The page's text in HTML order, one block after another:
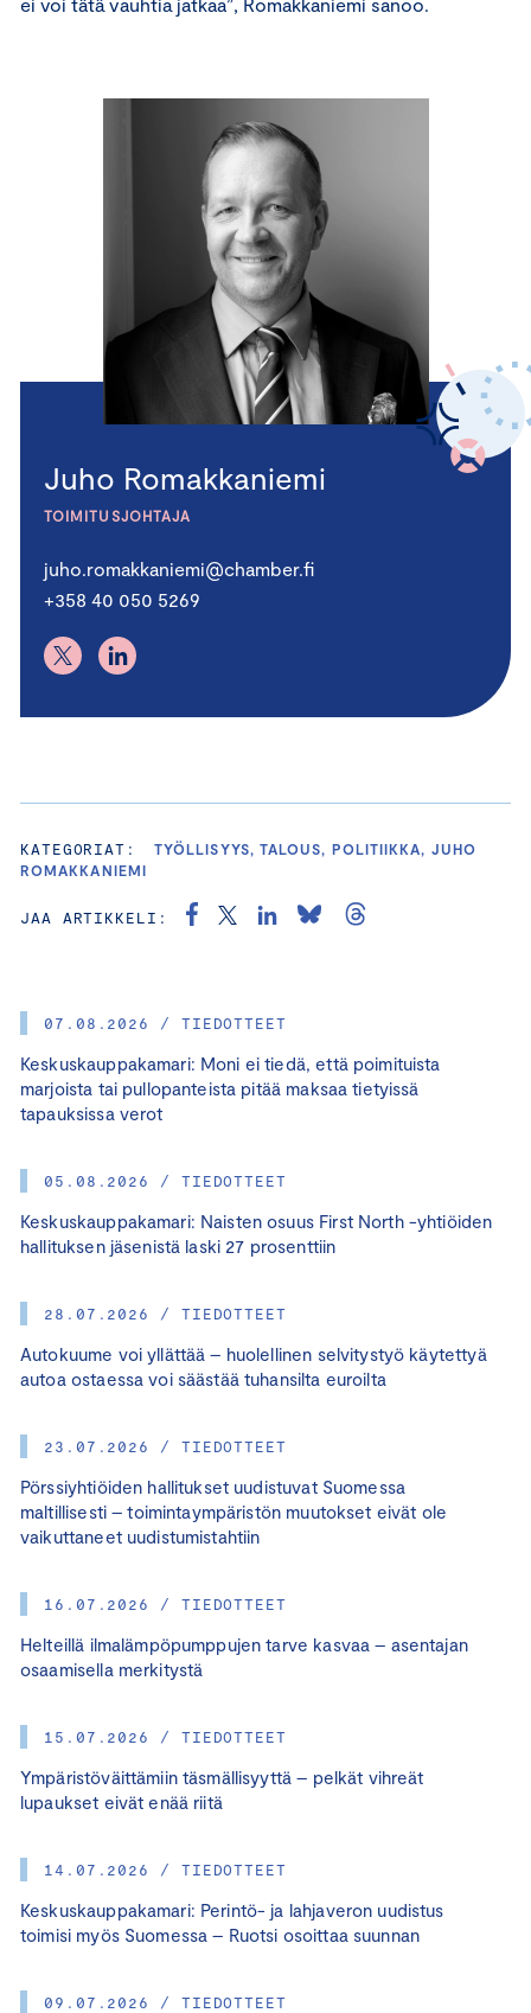
07.08.2026 / TIEDOTTEET
Keskuskauppakamari: Moni ei tiedä, että poimituista
marjoista tai pullopanteista pitää maksaa tietyissä
tapauksissa verot
05.08.2026 / TIEDOTTEET
Keskuskauppakamari: Naisten osuus First North -yhtiöiden
hallituksen jäsenistä laski 27 prosenttiin
28.07.2026 / TIEDOTTEET
Autokuume voi yllättää – huolellinen selvitystyö käytettyä
autoa ostaessa voi säästää tuhansilta euroilta
23.07.2026 / TIEDOTTEET
Pörssiyhtiöiden hallitukset uudistuvat Suomessa
maltillisesti – toimintaympäristön muutokset eivät ole
vaikuttaneet uudistumistahtiin
16.07.2026 / TIEDOTTEET
Helteillä ilmalämpöpumppujen tarve kasvaa – asentajan
osaamisella merkitystä
15.07.2026 / TIEDOTTEET
Ympäristöväittämiin täsmällisyyttä – pelkät vihreät
lupaukset eivät enää riitä
14.07.2026 / TIEDOTTEET
Keskuskauppakamari: Perintö- ja lahjaveron uudistus
toimisi myös Suomessa – Ruotsi osoittaa suunnan
09.07.2026 / TIEDOTTEET
Juho Romakkaniemi
TOIMITUSJOHTAJA
juho.romakkaniemi@chamber.fi
+358 40 050 5269
KATEGORIAT:
TYÖLLISYYS, TALOUS, POLITIIKKA, JUHO
ROMAKKANIEMI
JAA ARTIKKELI: